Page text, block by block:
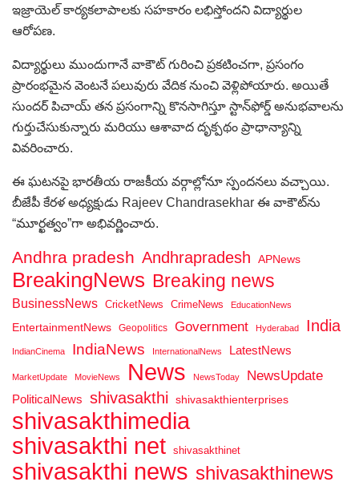
ఇజ్రాయెల్ కార్యకలాపాలకు సహకారం లభిస్తోందని విద్యార్థుల
ఆరోపణ.
విద్యార్థులు ముందుగానే వాకౌట్ గురించి ప్రకటించగా, ప్రసంగం
ప్రారంభమైన వెంటనే పలువురు వేదిక నుంచి వెళ్లిపోయారు. అయితే
సుందర్ పిచాయ్ తన ప్రసంగాన్ని కొనసాగిస్తూ స్టాన్‌ఫోర్డ్ అనుభవాలను
గుర్తుచేసుకున్నారు మరియు ఆశావాద దృక్పథం ప్రాధాన్యాన్ని
వివరించారు.
ఈ ఘటనపై భారతీయ రాజకీయ వర్గాల్లోనూ స్పందనలు వచ్చాయి.
బీజేపీ కేరళ అధ్యక్షుడు Rajeev Chandrasekhar ఈ వాకౌట్‌ను
“మూర్ఖత్వం”గా అభివర్ణించారు.
Andhra pradesh Andhrapradesh APNews
BreakingNews Breaking news
BusinessNews CricketNews CrimeNews EducationNews
EntertainmentNews Geopolitics Government Hyderabad India
IndianCinema IndiaNews InternationalNews LatestNews
MarketUpdate MovieNews News NewsToday NewsUpdate
PoliticalNews shivasakthi shivasakthienterprises
shivasakthimedia
shivasakthi net shivasakthinet
shivasakthi news shivasakthinews